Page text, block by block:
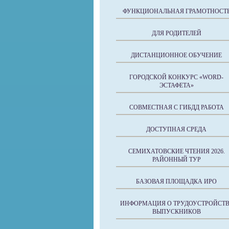
ФУНКЦИОНАЛЬНАЯ
ДЛЯ РОДИТЕЛЕЙ
ДИСТАНЦИОННОЕ ОБУЧЕНИЕ
ГОРОДСКОЙ КОНКУРС «WORD-
ЭСТАФЕТА»
СОВМЕСТНАЯ С ГИБДД РАБОТА
ДОСТУПНАЯ СРЕДА
СЕМИХАТОВСКИЕ ЧТЕНИЯ 2026.
РАЙОННЫЙ ТУР
БАЗОВАЯ ПЛОЩАДКА ИРО
ИНФОРМАЦИЯ О
ВЫПУСКНИКОВ